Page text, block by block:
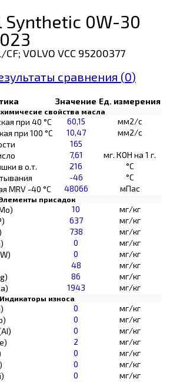
Synthetic 0W-30
CF; VOLVO VCC 95200377
сравнения (0)
Значение Ед. измерения
свойства масла
при 40 °С 60,15
мм2/с
при 100 °С
10,47
мм2/с
165
7,61
мг. КОН на 1 г.
в о.т.
216
°C
-46
°C
MRV -40 °С
48066 мПас
присадок
10
мг/кг
637
мг/кг
738
мг/кг
0
мг/кг
0
мг/кг
48
мг/кг
86
мг/кг
1943 мг/кг
Индикаторы износа
0
мг/кг
0
мг/кг
0
мг/кг
2
мг/кг
0
мг/кг
0
мг/кг
0
мг/кг